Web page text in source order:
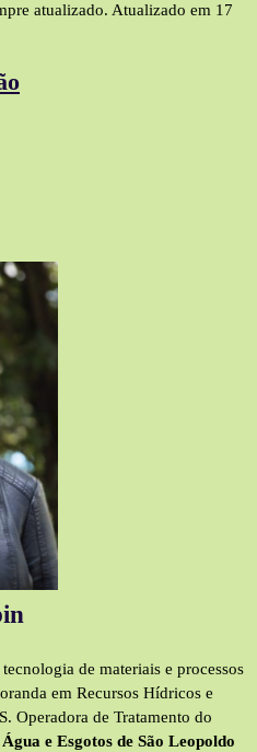
atualizado. Atualizado em 17
de materiais e processos
em Recursos Hídricos e
Operadora de Tratamento do
e Esgotos de São Leopoldo